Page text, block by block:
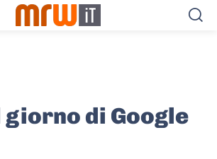
giorno di Google